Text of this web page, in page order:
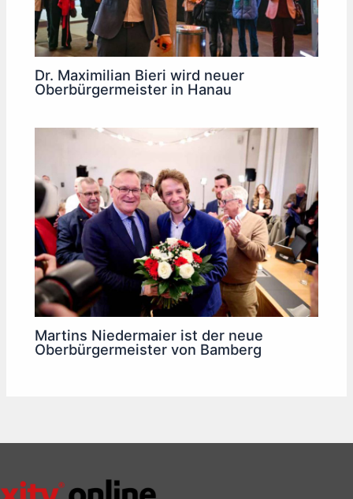
Dr. Maximilian Bieri wird neuer
Oberbürgermeister in Hanau
Martins Niedermaier ist der neue
Oberbürgermeister von Bamberg